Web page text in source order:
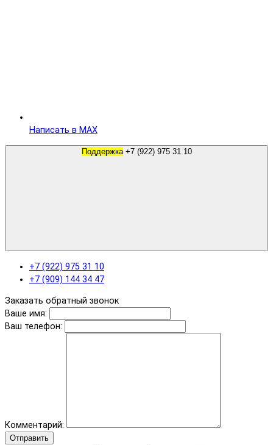
Написать в MAX
Поддержка +7 (922) 975 31 10
+7 (922) 975 31 10
+7 (909) 144 34 47
Заказать обратный звонок
Ваше имя:
Ваш телефон:
Комментарий:
Отправить